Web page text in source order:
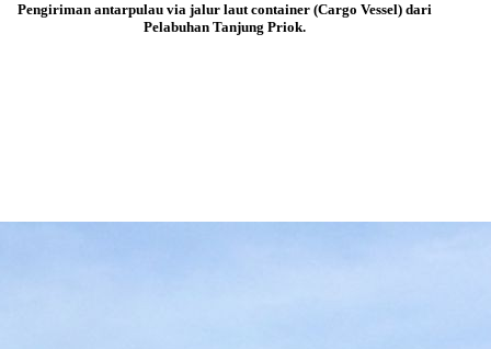
Pengiriman antarpulau via jalur laut container (Cargo Vessel) dari
Pelabuhan Tanjung Priok.